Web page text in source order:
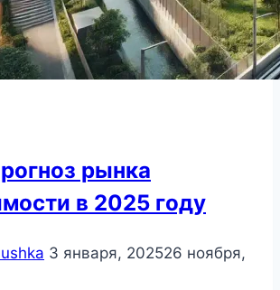
рынка
в 2025 году
3 января, 202526 ноября,